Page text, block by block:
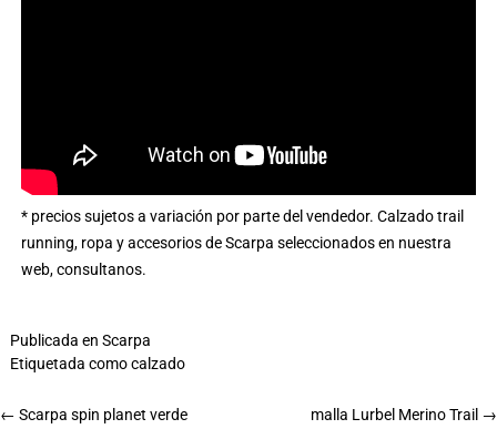
* precios sujetos a variación por parte del vendedor. Calzado trail
running, ropa y accesorios de Scarpa seleccionados en nuestra
web, consultanos.
Publicada en Scarpa
Etiquetada comocalzado
malla Lurbel Merino Trail →
← Scarpa spin planet verde